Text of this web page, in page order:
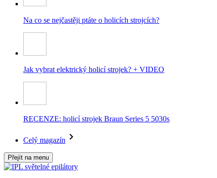
Na co se nejčastěji ptáte o holicích strojcích?
Jak vybrat elektrický holicí strojek? + VIDEO
RECENZE: holicí strojek Braun Series 5 5030s
Celý magazín
Přejít na menu